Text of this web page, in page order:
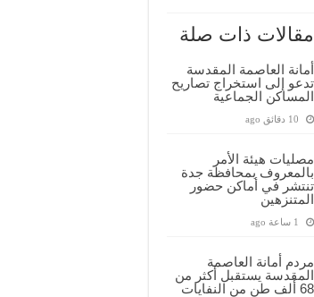
مقالات ذات صلة
أمانة العاصمة المقدسة
تدعو إلى استخراج تصاريح
المساكن الجماعية
10 دقائق ago
مصليات هيئة الأمر
بالمعروف بمحافظة جدة
تنتشر في أماكن حضور
المتنزهين
1 ساعة ago
مردم أمانة العاصمة
المقدسة يستقبل أكثر من
68 ألف طنٍ من النفايات